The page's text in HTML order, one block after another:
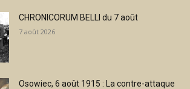
CHRONICORUM BELLI du 7 août
7 août 2026
Osowiec, 6 août 1915 : La contre-attaque